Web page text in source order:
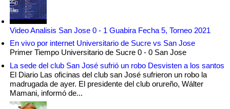
Video Analisis San Jose 0 - 1 Guabira Fecha 5, Torneo 2021
En vivo por internet Universitario de Sucre vs San Jose
Primer Tiempo Universitario de Sucre 0 - 0 San Jose
La sede del club San José sufrió un robo Desvisten a los santos
El Diario Las oficinas del club san José sufrieron un robo la
madrugada de ayer. El presidente del club orureño, Wálter
Mamani, informó de...